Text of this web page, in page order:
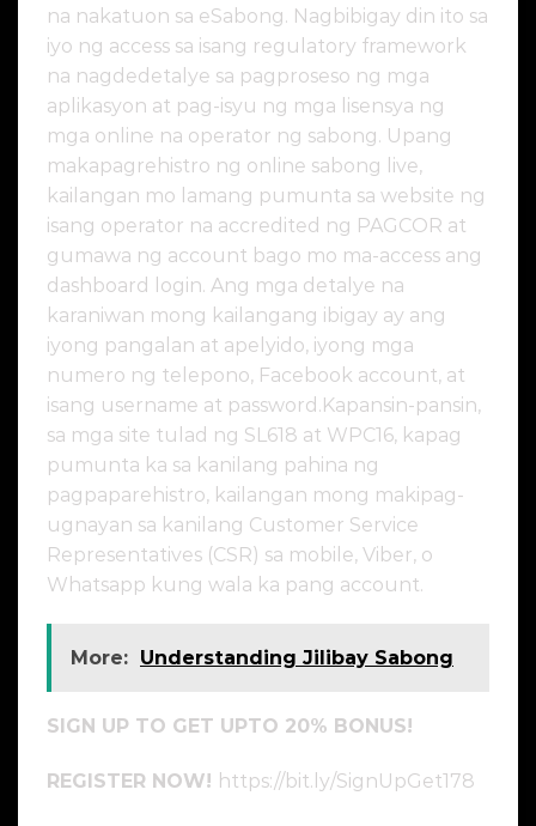
na nakatuon sa eSabong. Nagbibigay din ito sa
iyo ng access sa isang regulatory framework
na nagdedetalye sa pagproseso ng mga
aplikasyon at pag-isyu ng mga lisensya ng
mga online na operator ng sabong. Upang
makapagrehistro ng online sabong live,
kailangan mo lamang pumunta sa website ng
isang operator na accredited ng PAGCOR at
gumawa ng account bago mo ma-access ang
dashboard login. Ang mga detalye na
karaniwan mong kailangang ibigay ay ang
iyong pangalan at apelyido, iyong mga
numero ng telepono, Facebook account, at
isang username at password.Kapansin-pansin,
sa mga site tulad ng SL618 at WPC16, kapag
pumunta ka sa kanilang pahina ng
pagpaparehistro, kailangan mong makipag-
ugnayan sa kanilang Customer Service
Representatives (CSR) sa mobile, Viber, o
Whatsapp kung wala ka pang account.
More: Understanding Jilibay Sabong
SIGN UP TO GET UPTO 20% BONUS!
REGISTER NOW! https://bit.ly/SignUpGet178